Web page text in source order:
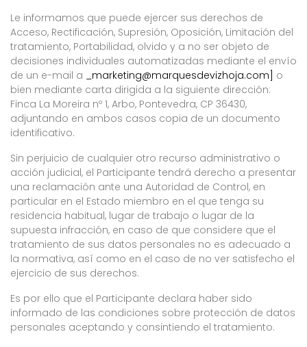
Le informamos que puede ejercer sus derechos de
Acceso, Rectificación, Supresión, Oposición, Limitación del
tratamiento, Portabilidad, olvido y a no ser objeto de
decisiones individuales automatizadas mediante el envío
de un e-mail a _marketing@marquesdevizhoja.com] o
bien mediante carta dirigida a la siguiente dirección:
Finca La Moreira nº 1, Arbo, Pontevedra, CP 36430,
adjuntando en ambos casos copia de un documento
identificativo.
Sin perjuicio de cualquier otro recurso administrativo o
acción judicial, el Participante tendrá derecho a presentar
una reclamación ante una Autoridad de Control, en
particular en el Estado miembro en el que tenga su
residencia habitual, lugar de trabajo o lugar de la
supuesta infracción, en caso de que considere que el
tratamiento de sus datos personales no es adecuado a
la normativa, así como en el caso de no ver satisfecho el
ejercicio de sus derechos.
Es por ello que el Participante declara haber sido
informado de las condiciones sobre protección de datos
personales aceptando y consintiendo el tratamiento.